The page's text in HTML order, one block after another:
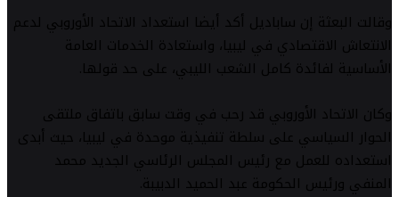
وقالت البعثة إن ساباديل أكد أيضا استعداد الاتحاد الأوروبي لدعم
الانتعاش الاقتصادي في ليبيا، واستعادة الخدمات العامة
الأساسية لفائدة كامل الشعب الليبي، على حد قولها.
وكان الاتحاد الأوروبي قد رحب في وقت سابق باتفاق ملتقى
الحوار السياسي على سلطة تنفيذية موحدة في ليبيا، حيث أبدى
استعداده للعمل مع رئيس المجلس الرئاسي الجديد محمد
المنفي ورئيس الحكومة عبد الحميد الدبيبة.